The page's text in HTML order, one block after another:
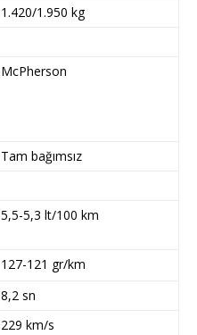
1.420/1.950 kg
McPherson
Tam bağımsız
5,5-5,3 lt/100 km
127-121 gr/km
8,2 sn
229 km/s